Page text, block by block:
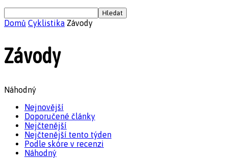
Domů Cyklistika Závody
Závody
Náhodný
Nejnovější
Doporučené články
Nejčtenější
Nejčtenější tento týden
Podle skóre v recenzi
Náhodný